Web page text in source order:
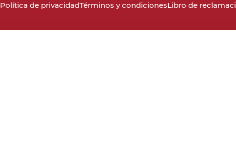
Política de privacidadTérminos y condicionesLibro de